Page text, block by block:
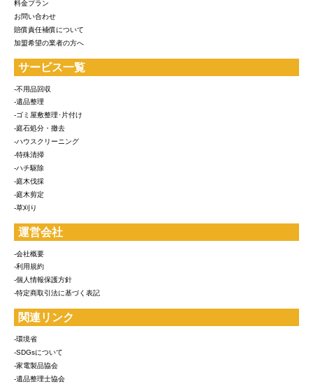
料金プラン
お問い合わせ
賠償責任補償について
加盟希望の業者の方へ
サービス一覧
-不用品回収
-遺品整理
-ゴミ屋敷整理･片付け
-庭石処分・撤去
-ハウスクリーニング
-特殊清掃
-ハチ駆除
-庭木伐採
-庭木剪定
-草刈り
運営会社
-会社概要
-利用規約
-個人情報保護方針
-特定商取引法に基づく表記
関連リンク
-環境省
-SDGsについて
-家電製品協会
-遺品整理士協会